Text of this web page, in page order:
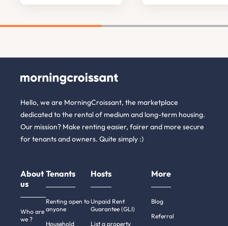
Hello, we are MorningCroissant, the marketplace
dedicated to the rental of medium and long-term housing.
Our mission? Make renting easier, fairer and more secure
for tenants and owners. Quite simply :)
About
us
Who are
we ?
Tenants
Renting open to
anyone
Household
Hosts
Unpaid Rent
Guarantee (GLI)
List a property
More
Blog
Referral